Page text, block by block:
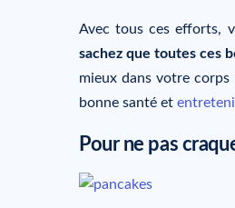
Avec tous ces efforts,
sachez que toutes ces
mieux dans votre
bonne santé et
Pour ne pas